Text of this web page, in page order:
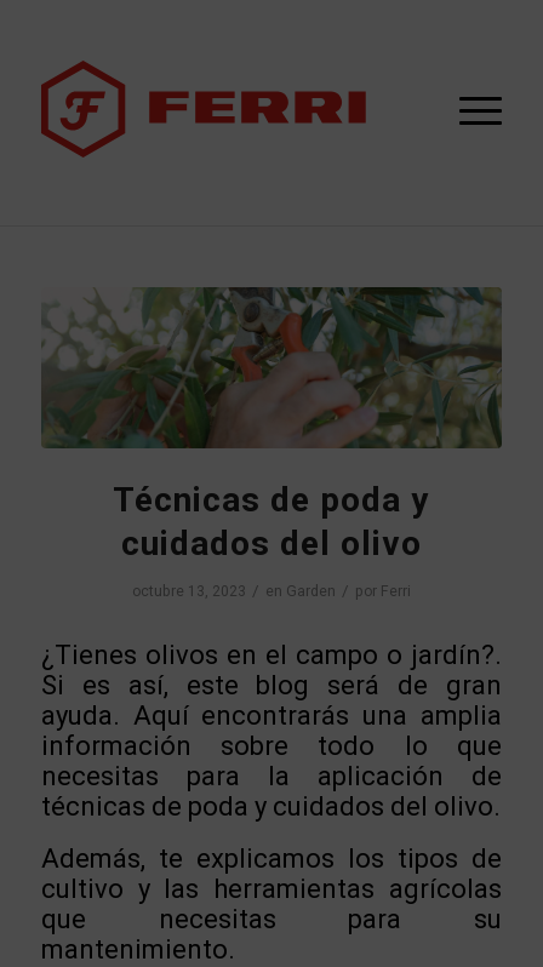
Técnicas de poda y
cuidados del olivo
octubre 13, 2023 / en Garden / por Ferri
¿Tienes olivos en el campo o jardín?.
Si es así, este blog será de gran
ayuda. Aquí encontrarás una amplia
información sobre todo lo que
necesitas para la aplicación de
técnicas de poda y cuidados del olivo.
Además, te explicamos los tipos de
cultivo y las herramientas agrícolas
que necesitas para su
mantenimiento.